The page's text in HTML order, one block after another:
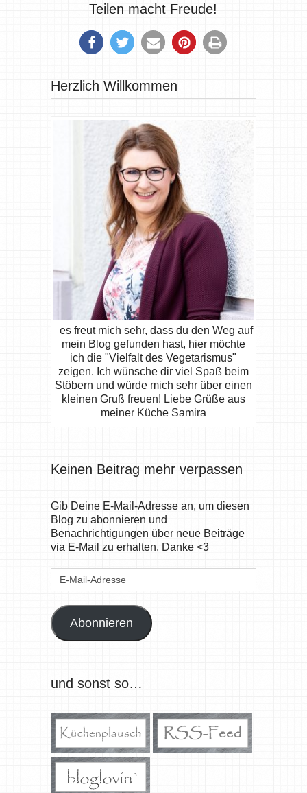
Teilen macht Freude!
Herzlich Willkommen
es freut mich sehr, dass du den Weg auf
mein Blog gefunden hast, hier möchte
ich die "Vielfalt des Vegetarismus"
zeigen. Ich wünsche dir viel Spaß beim
Stöbern und würde mich sehr über einen
kleinen Gruß freuen! Liebe Grüße aus
meiner Küche Samira
Keinen Beitrag mehr verpassen
Gib Deine E-Mail-Adresse an, um diesen
Blog zu abonnieren und
Benachrichtigungen über neue Beiträge
via E-Mail zu erhalten. Danke <3
E-
Abonnieren
und sonst so…